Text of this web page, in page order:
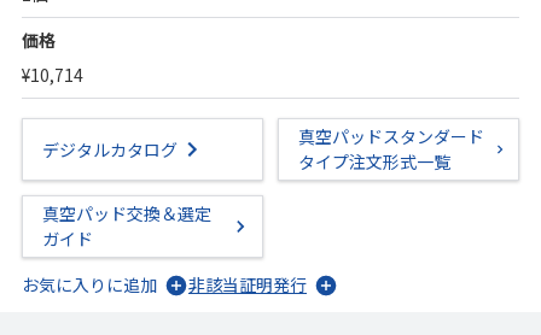
価格
¥10,714
デジタルカタログ
真空パッドスタンダード
タイプ注文形式一覧
真空パッド交換＆選定
ガイド
お気に入りに追加
非該当証明発行